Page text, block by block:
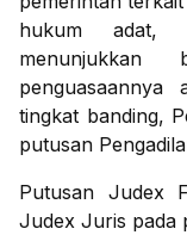
hukum adat,
tingkat banding,
putusan
Putusan Judex
Judex Juris pada